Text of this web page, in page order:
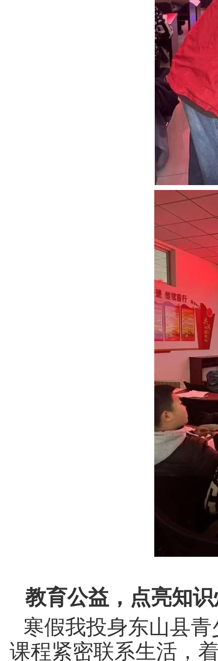
教育公益，点亮知
寒假我投身东山县
课程紧密联系生活，